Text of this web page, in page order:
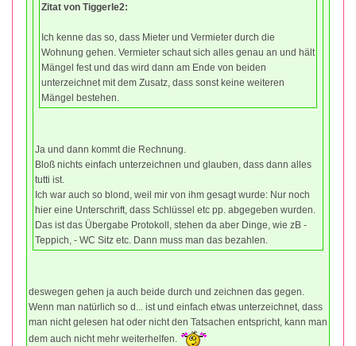
Zitat von Tiggerle2:
Ich kenne das so, dass Mieter und Vermieter durch die
Wohnung gehen. Vermieter schaut sich alles genau an und hält
Mängel fest und das wird dann am Ende von beiden
unterzeichnet mit dem Zusatz, dass sonst keine weiteren
Mängel bestehen.
Ja und dann kommt die Rechnung.
Bloß nichts einfach unterzeichnen und glauben, dass dann alles
tutti ist.
Ich war auch so blond, weil mir von ihm gesagt wurde: Nur noch
hier eine Unterschrift, dass Schlüssel etc pp. abgegeben wurden.
Das ist das Übergabe Protokoll, stehen da aber Dinge, wie zB -
Teppich, - WC Sitz etc. Dann muss man das bezahlen.
deswegen gehen ja auch beide durch und zeichnen das gegen.
Wenn man natürlich so d... ist und einfach etwas unterzeichnet, dass
man nicht gelesen hat oder nicht den Tatsachen entspricht, kann man
dem auch nicht mehr weiterhelfen.